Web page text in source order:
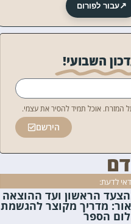
↗עבור לפורום
השבועי!
המזרח. אוכל תמיד להסיר את עצמי.
הירשם
לדעת:
הראשון ועד ההוצאה
מדריך מקוצר להגשמת
הספר